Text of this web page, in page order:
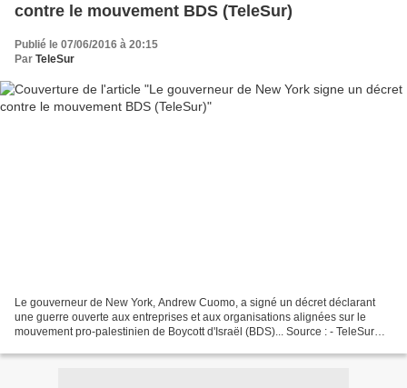
contre le mouvement BDS (TeleSur)
Publié le 07/06/2016 à 20:15
Par TeleSur
Le gouverneur de New York, Andrew Cuomo, a signé un décret déclarant
une guerre ouverte aux entreprises et aux organisations alignées sur le
mouvement pro-palestinien de Boycott d'Israël (BDS)... Source : - TeleSur